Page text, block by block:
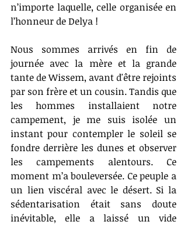
n’importe laquelle, celle organisée en
l’honneur de Delya !
Nous sommes arrivés en fin de
journée avec la mère et la grande
tante de Wissem, avant d'être rejoints
par son frère et un cousin. Tandis que
les hommes installaient notre
campement, je me suis isolée un
instant pour contempler le soleil se
fondre derrière les dunes et observer
les campements alentours. Ce
moment m’a bouleversée. Ce peuple a
un lien viscéral avec le désert. Si la
sédentarisation était sans doute
inévitable, elle a laissé un vide